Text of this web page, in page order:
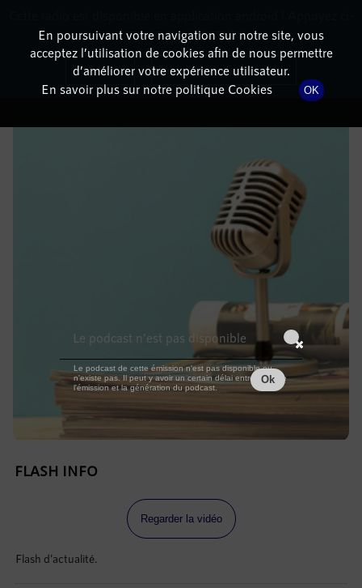
DÉTAILS DE L'ÉPISODE
7 août 2022 à 16h59, durée : Invalid date
FLASH INFO
Regarder la vidéo
Flash d'actualité.
En poursuivant votre navigation sur notre site, vous
acceptez l’utilisation de cookies afin de nous permettre
d’améliorer votre expérience utilisateur.
En savoir plus sur notre politique Cookies
OK
dessous pour l'installer.
Non merci Télécharger l'application
Le podcast n'est pas disponible
Le podcast de cette émission n'est pas disponible ou
n'existe pas. Il peut y avoir un certain délai entre la fin de
l'émission et la génération du podcast.
Ok